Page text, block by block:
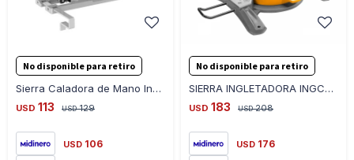
No disponible para retiro
Sierra Caladora de Mano Ingco JS80028 Industrial 800W
USD 113 USD 129
USD 106
No disponible para retiro
SIERRA INGLETADORA INGCO BMS14007 5000 210MM
USD 183 USD 208
USD 176